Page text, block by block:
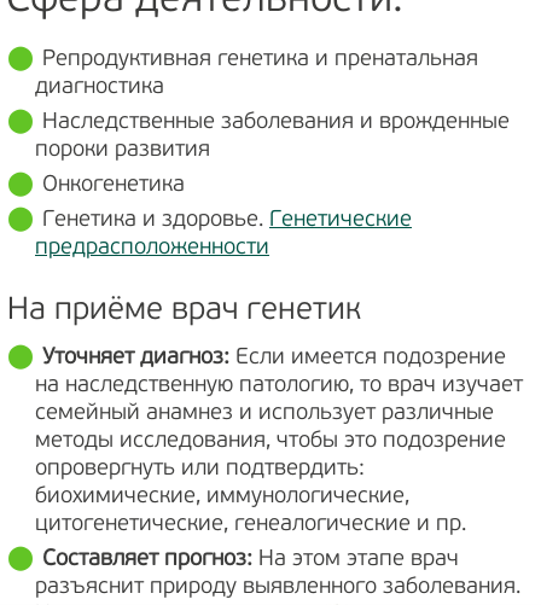
Репродуктивная генетика и пренатальная
диагностика
Наследственные заболевания и врожденные
пороки развития
Онкогенетика
Генетика и здоровье. Генетические
предрасположенности
На приёме врач генетик
Уточняет диагноз: Если имеется подозрение
на наследственную патологию, то врач изучает
семейный анамнез и использует различные
методы исследования, чтобы это подозрение
опровергнуть или подтвердить:
биохимические, иммунологические,
цитогенетические, генеалогические и пр.
Составляет прогноз: На этом этапе врач
разъяснит природу выявленного заболевания.